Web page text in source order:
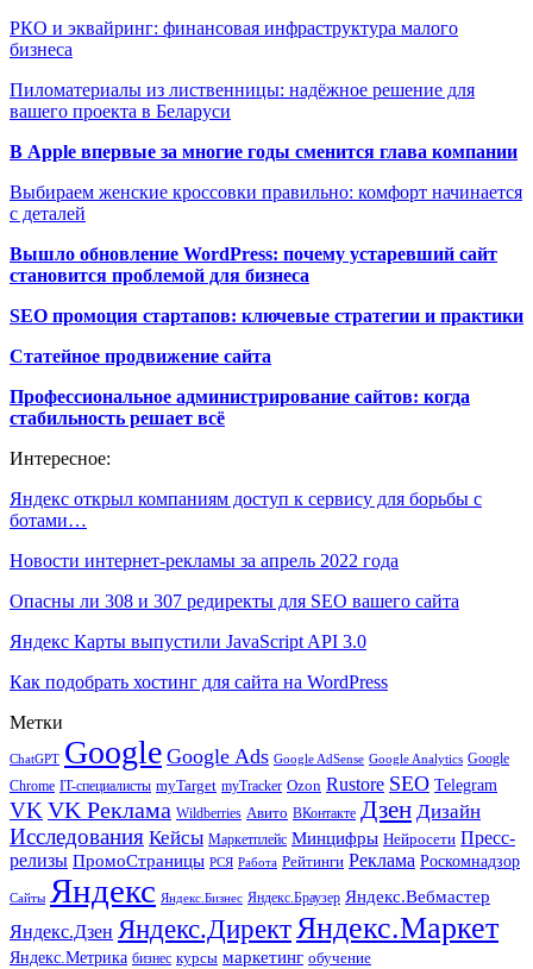
РКО и эквайринг: финансовая инфраструктура малого
бизнеса
Пиломатериалы из лиственницы: надёжное решение для
вашего проекта в Беларуси
В Apple впервые за многие годы сменится глава компании
Выбираем женские кроссовки правильно: комфорт начинается
с деталей
Вышло обновление WordPress: почему устаревший сайт
становится проблемой для бизнеса
SEO промоция стартапов: ключевые стратегии и практики
Статейное продвижение сайта
Профессиональное администрирование сайтов: когда
стабильность решает всё
Интересное:
Яндекс открыл компаниям доступ к сервису для борьбы с
ботами…
Новости интернет-рекламы за апрель 2022 года
Опасны ли 308 и 307 редиректы для SEO вашего сайта
Яндекс Карты выпустили JavaScript API 3.0
Как подобрать хостинг для сайта на WordPress
Метки
ChatGPT Google Google Ads Google AdSense Google Analytics Google
Chrome IT-специалисты myTarget myTracker Ozon Rustore SEO Telegram
VK VK Реклама Wildberries Авито ВКонтакте Дзен Дизайн
Исследования Кейсы Маркетплейс Минцифры Нейросети Пресс-
релизы ПромоСтраницы РСЯ Работа Рейтинги Реклама Роскомнадзор
Сайты Яндекс Яндекс.Бизнес Яндекс.Браузер Яндекс.Вебмастер
Яндекс.Дзен Яндекс.ДиректЯндекс.Маркет
Яндекс.Метрика бизнес курсы маркетинг обучение